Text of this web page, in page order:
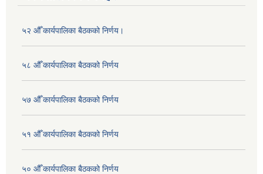
५२ औँ कार्यपालिका बैठकको निर्णय।
५८ औँ कार्यपालिका बैठकको निर्णय
५७ औँ कार्यपालिका बैठकको निर्णय
५१ औँ कार्यपालिका बैठकको निर्णय
५० औँ कार्यपालिका बैठकको निर्णय